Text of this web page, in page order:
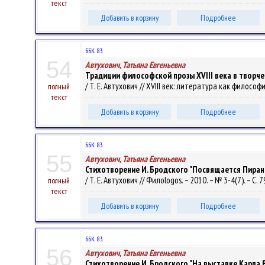
текст
Добавить в корзину
Подробнее
54
полный
текст
ББК 83.
Автухович, Татьяна Евгеньевна
Традиции философской прозы ХVIII века в
/ Т. Е. Автухович // XVIII век: литература как
Добавить в корзину Подробнее
55
полный
текст
ББК 83.
Автухович, Татьяна Евгеньевна
Стихотворение И. Бродского "Посвящается
/ Т. Е. Автухович // Филоlogos. – 2010. – № 3-4(7). – С.
Добавить в корзину Подробнее
56
ББК 83.
Автухович, Татьяна Евгеньевна